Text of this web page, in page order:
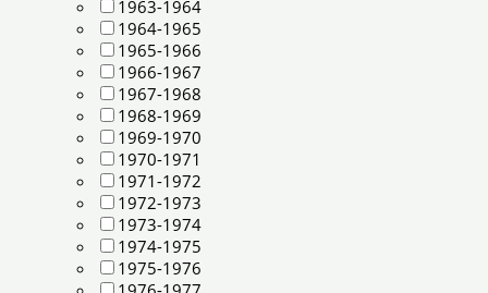
1963-1964
1964-1965
1965-1966
1966-1967
1967-1968
1968-1969
1969-1970
1970-1971
1971-1972
1972-1973
1973-1974
1974-1975
1975-1976